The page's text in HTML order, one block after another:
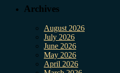
Archives
August 2026
July 2026
June 2026
May 2026
April 2026